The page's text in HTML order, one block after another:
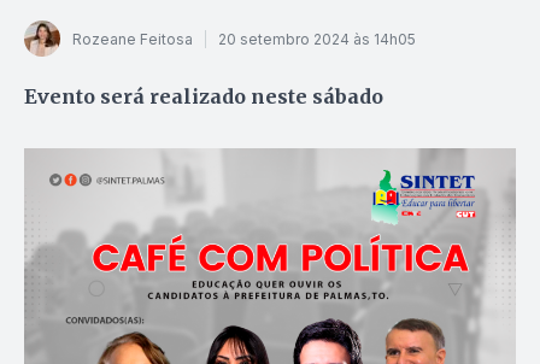
Rozeane Feitosa 20 setembro 2024 às 14h05
Evento será realizado neste sábado